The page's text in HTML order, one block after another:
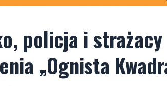
policja i
„Ognista